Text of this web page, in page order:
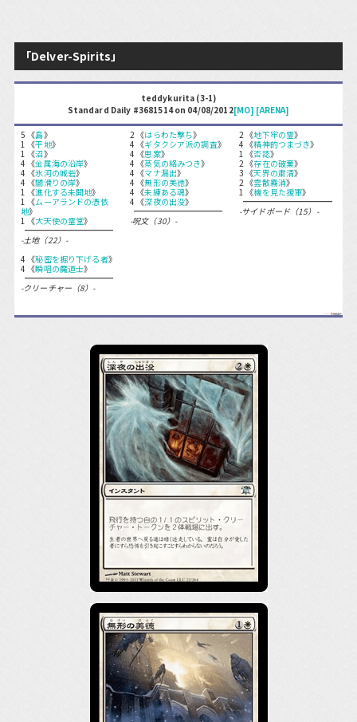
「Delver-Spirits」
teddykurita (3-1)
Standard Daily #3681514 on 04/08/2012[MO] [ARENA]
5 《島》
1 《平地》
1 《沼》
4 《金属海の沿岸》
4 《氷河の城砦》
4 《闇滑りの岸》
1 《進化する未開地》
1 《ムーアランドの憑依
地》
1 《大天使の霊堂》
-土地（22）-
4 《秘密を掘り下げる者》
4 《瞬唱の魔道士》
-クリーチャー（8）-
2 《はらわた撃ち》
4 《ギタクシア派の調査》
4 《思案》
4 《蒸気の絡みつき》
4 《マナ漏出》
4 《無形の美徳》
4 《未練ある魂》
4 《深夜の出没》
-呪文（30）-
2 《地下牢の霊》
4 《精神的つまづき》
1 《否認》
2 《存在の破棄》
3 《天界の粛清》
2 《雲散霧消》
1 《機を見た援軍》
-サイドボード（15）-